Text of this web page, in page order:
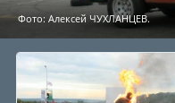
Фото: Алексей ЧУХЛАНЦЕВ.